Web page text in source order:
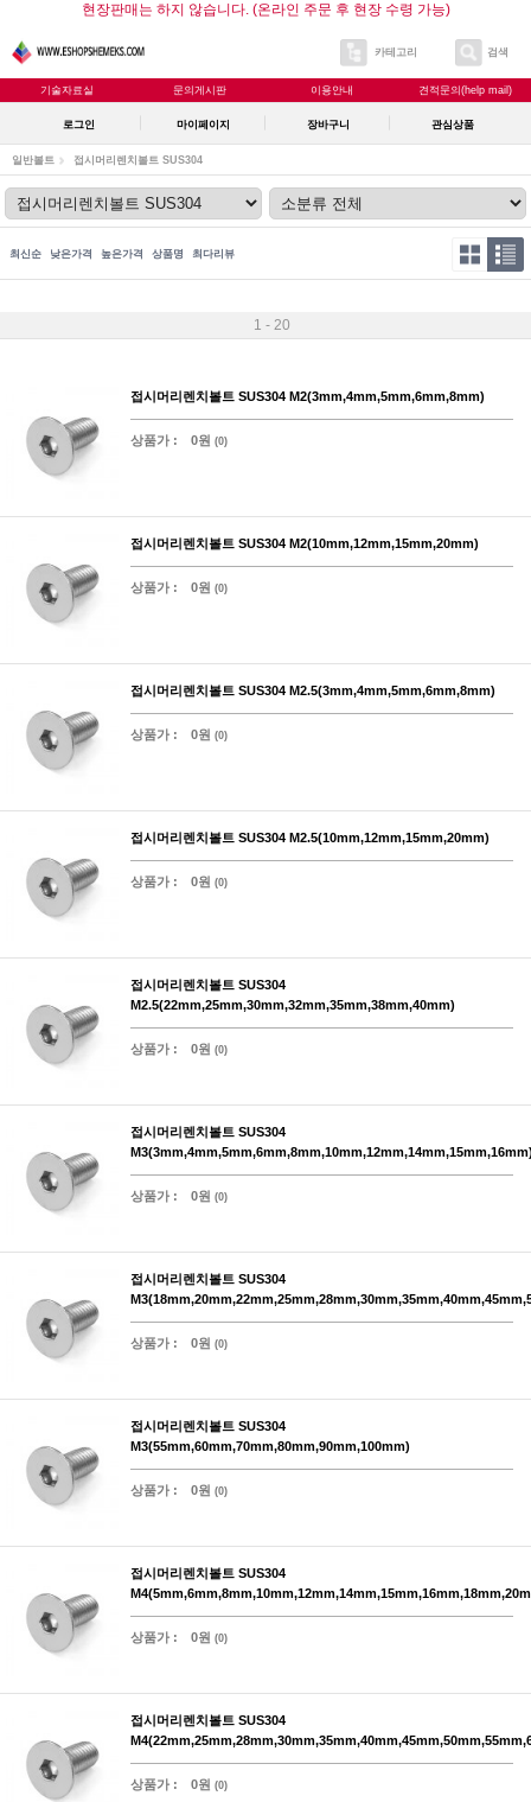
현장판매는 하지 않습니다. (온라인 주문 후 현장 수령 가능)
카테고리 검색
기술자료실 문의게시판 이용안내 견적문의(help mail)
로그인 마이페이지 장바구니 관심상품
일반볼트 접시머리렌치볼트 SUS304
최신순 낮은가격 높은가격 상품명 최다리뷰
1 - 20
접시머리렌치볼트 SUS304 M2(3mm,4mm,5mm,6mm,8mm)
상품가 : 0원 (0)
접시머리렌치볼트 SUS304 M2(10mm,12mm,15mm,20mm)
상품가 : 0원 (0)
접시머리렌치볼트 SUS304 M2.5(3mm,4mm,5mm,6mm,8mm)
상품가 : 0원 (0)
접시머리렌치볼트 SUS304 M2.5(10mm,12mm,15mm,20mm)
상품가 : 0원 (0)
접시머리렌치볼트 SUS304
M2.5(22mm,25mm,30mm,32mm,35mm,38mm,40mm)
상품가 : 0원 (0)
접시머리렌치볼트 SUS304
상품가 : 0원 (0)
접시머리렌치볼트 SUS304
상품가 : 0원 (0)
접시머리렌치볼트 SUS304
M3(55mm,60mm,70mm,80mm,90mm,100mm)
상품가 : 0원 (0)
접시머리렌치볼트 SUS304
상품가 : 0원 (0)
접시머리렌치볼트 SUS304
상품가 : 0원 (0)